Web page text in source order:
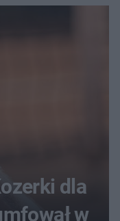
dla
w